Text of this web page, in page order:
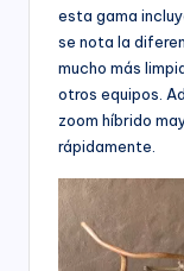
esta gama
se nota la
mucho más
otros equipos.
zoom híbrido
rápidamente.